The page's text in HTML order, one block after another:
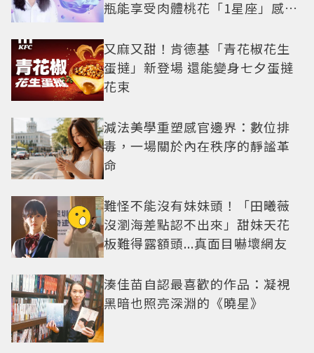
瓶能享受肉體桃花「1星座」感情
又麻又甜！肯德基「青花椒花生
蛋撻」新登場 還能變身七夕蛋撻
花束
減法美學重塑感官邊界：數位排
毒，一場關於內在秩序的靜謐革
命
難怪不能沒有妹妹頭！「田曦薇
沒瀏海差點認不出來」甜妹天花
板難得露額頭...真面目嚇壞網友
湊佳苗自認最喜歡的作品：凝視
黑暗也照亮深淵的《曉星》